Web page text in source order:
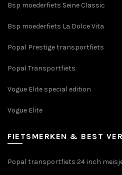
Bsp moederfiets Seine Classic
Bsp moederfiets La Dolce Vita
Popal Prestige transportfiets
Popal Transportfiets
Vogue Elite special edition
Vogue Elite
FIETSMERKEN & BEST
Popal transportfiets 24 inch